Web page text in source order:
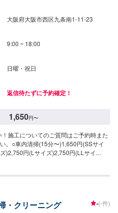
大阪府大阪市西区九条南1-11-23
9:00 ~ 18:00
日曜・祝日
返信待たずに予約確定！
1,650円〜
施工についてのご質問はご予約時また
。○車内清掃(15分〜)1,650円(SSサイ
)2,750円(Lサイズ)2,750円(LLサイ
・クリーニング -(-件)